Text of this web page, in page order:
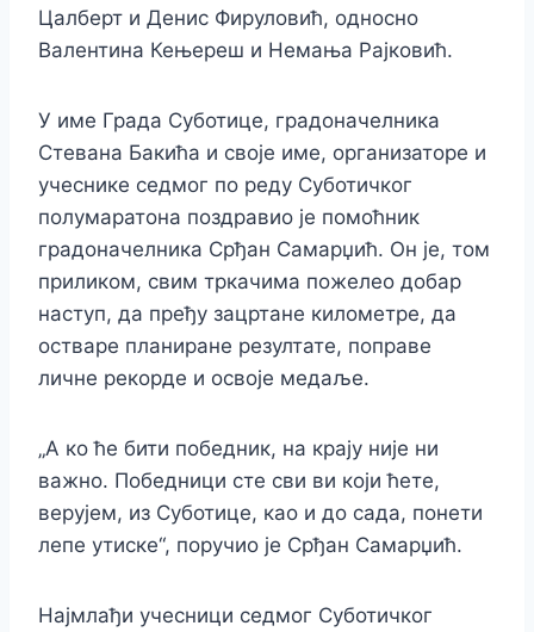
Цалберт и Денис Фируловић, односно
Валентина Кењереш и Немања Рајковић.
У име Града Суботице, градоначелника
Стевана Бакића и своје име, организаторе и
учеснике седмог по реду Суботичког
полумаратона поздравио је помоћник
градоначелника Срђан Самарџић. Он је, том
приликом, свим тркачима пожелео добар
наступ, да пређу зацртане километре, да
остваре планиране резултате, поправе
личне рекорде и освоје медаље.
„А ко ће бити победник, на крају није ни
важно. Победници сте сви ви који ћете,
верујем, из Суботице, као и до сада, понети
лепе утиске“, поручио је Срђан Самарџић.
Најмлађи учесници седмог Суботичког